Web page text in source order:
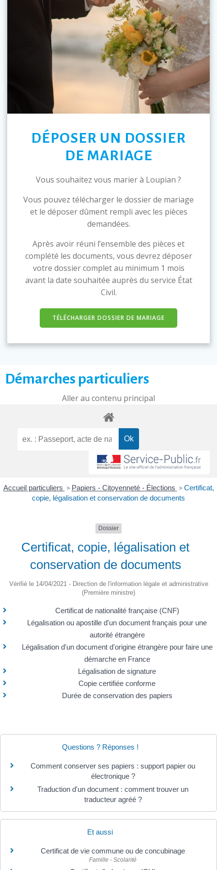
DÉPOSER UN DOSSIER
DE MARIAGE
Vous souhaitez vous marier à Loupian ?
Vous pouvez télécharger le dossier de mariage
et le déposer dûment rempli avec les pièces
demandées.
Après avoir réuni l’ensemble des pièces et
complété les documents, vous devrez déposer
votre dossier complet au minimum 1 mois
avant la date souhaitée auprès du service État
Civil.
TÉLÉCHARGER DOSSIER DE MARIAGE
Démarches particuliers
Aller au contenu principal
Accueil particuliers > Papiers - Citoyenneté - Élections > Certificat,
copie, légalisation et conservation de documents
Dossier
Certificat, copie, légalisation et
conservation de documents
Vérifié le 14/04/2021 - Direction de l'information légale et administrative
(Première ministre)
Certificat de nationalité française (CNF)
Légalisation ou apostille d'un document français pour une
autorité étrangère
Légalisation d'un document d'origine étrangère pour faire une
démarche en France
Légalisation de signature
Copie certifiée conforme
Durée de conservation des papiers
Questions ? Réponses !
Comment conserver ses papiers : support papier ou
électronique ?
Traduction d'un document : comment trouver un
traducteur agréé ?
Et aussi
Certificat de vie commune ou de concubinage
Famille - Scolarité